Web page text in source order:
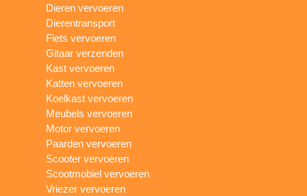
Dieren vervoeren
Dierentransport
Fiets vervoeren
Gitaar verzenden
Kast vervoeren
Katten vervoeren
Koelkast vervoeren
Meubels vervoeren
Motor vervoeren
Paarden vervoeren
Scooter vervoeren
Scootmobiel vervoeren
Vriezer vervoeren